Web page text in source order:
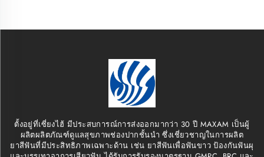
ตั้งอยู่ที่เซี่ยงไฮ้ มีประสบการณ์การส่งออกมากว่า 30 ปี MAXAM เป็นผู้
ผลิตผลิตภัณฑ์ดูแลสุขภาพช่องปากชั้นนำ ซึ่งเชี่ยวชาญในการผลิต
ยาสีฟันที่มีประสิทธิภาพเฉพาะด้าน เช่น ยาสีฟันเพื่อฟันขาว ป้องกันฟันผุ